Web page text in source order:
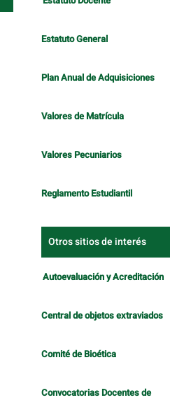
Estatuto General
Plan Anual de Adquisiciones
Valores de Matrícula
Valores Pecuniarios
Reglamento Estudiantil
Otros sitios de interés
Autoevaluación y Acreditación
Central de objetos extraviados
Comité de Bioética
Convocatorias Docentes de